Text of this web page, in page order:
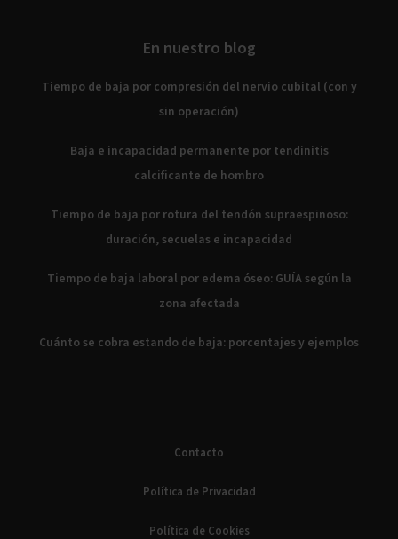
En nuestro blog
Tiempo de baja por compresión del nervio cubital (con y
sin operación)
Baja e incapacidad permanente por tendinitis
calcificante de hombro
Tiempo de baja por rotura del tendón supraespinoso:
duración, secuelas e incapacidad
Tiempo de baja laboral por edema óseo: GUÍA según la
zona afectada
Cuánto se cobra estando de baja: porcentajes y ejemplos
Contacto
Política de Privacidad
Política de Cookies